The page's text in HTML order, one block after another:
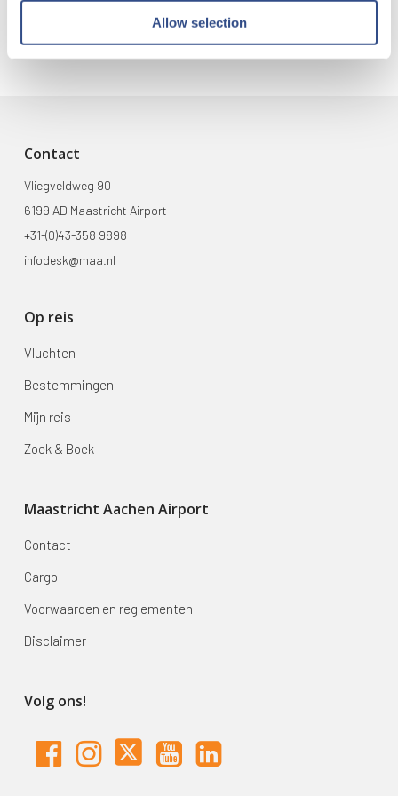
Allow selection
Contact
Vliegveldweg 90
6199 AD Maastricht Airport
+31-(0)43-358 9898
infodesk@maa.nl
Op reis
Vluchten
Bestemmingen
Mijn reis
Zoek & Boek
Maastricht Aachen Airport
Contact
Cargo
Voorwaarden en reglementen
Disclaimer
Volg ons!